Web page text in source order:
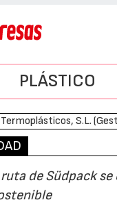
PLÁSTICO
de Südpack